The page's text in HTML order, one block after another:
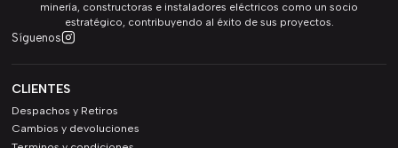
minería, constructoras e instaladores eléctricos como un socio
estratégico, contribuyendo al éxito de sus proyectos.
Síguenos
CLIENTES
Despachos y Retiros
Cambios y devoluciones